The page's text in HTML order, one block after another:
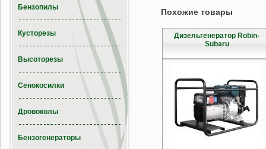
Похожие товары
Дизельгенератор Robin-
Subaru
Бензопилы
Кусторезы
Высоторезы
Сенокосилки
Дровоколы
Бензогенераторы